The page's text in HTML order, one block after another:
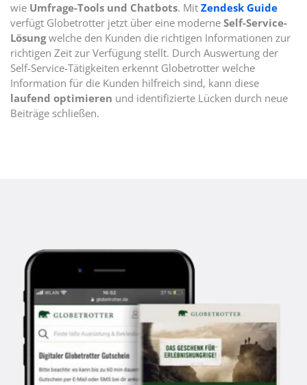
wie Umfrage-Tools und Chatbots. Mit Zendesk Guide
verfügt Globetrotter jetzt über eine moderne Self-Service-
Lösungwelche den Kunden die richtigen Informationen zur
richtigen Zeit zur Verfügung stellt. Durch Auswertung der
Self-Service-Tätigkeiten erkennt Globetrotter welche
Information für die Kunden hilfreich sind, kann diese
laufend optimieren und identifizierte Lücken durch neue
Beiträge schließen.